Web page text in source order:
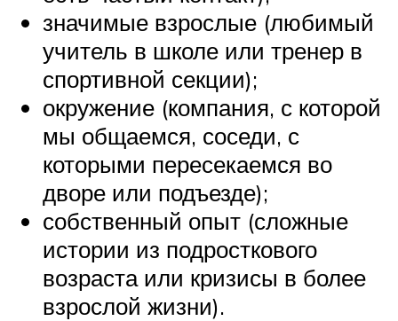
значимые взрослые (любимый
учитель в школе или тренер в
спортивной секции);
окружение (компания, с которой
мы общаемся, соседи, с
которыми пересекаемся во
дворе или подъезде);
собственный опыт (сложные
истории из подросткового
возраста или кризисы в более
взрослой жизни).